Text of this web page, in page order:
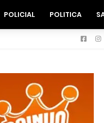
POLICIAL POLITICA